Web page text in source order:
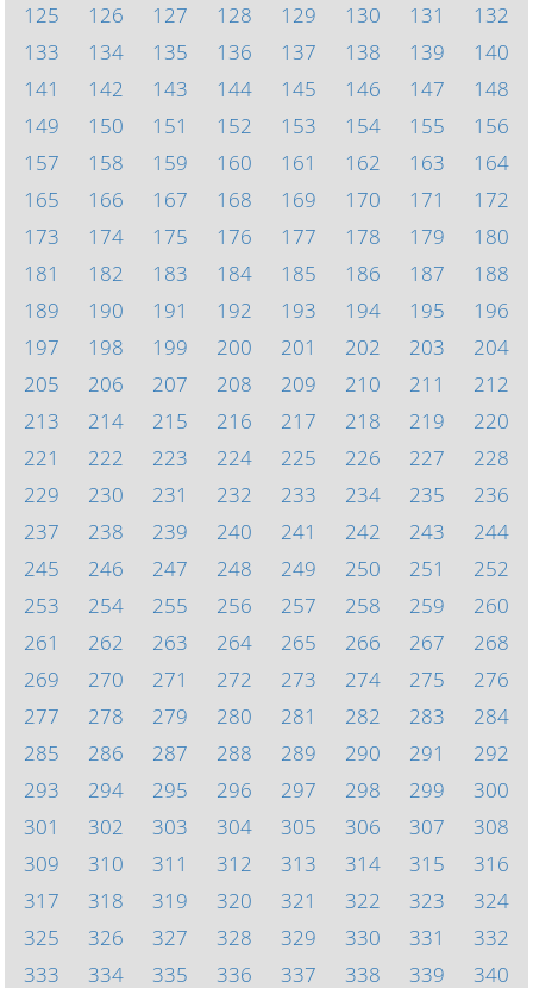
125
126 127 128 129 130 131
132
133
134 135 136 137 138 139
140
141
142 143 144 145 146 147
148
149
150 151 152 153 154 155
156
157
158 159 160 161 162 163
164
165
166 167 168 169 170 171
172
173
174 175 176 177 178 179
180
181
182 183 184 185 186 187
188
189
190 191 192 193 194 195
196
197
198 199 200 201 202 203
204
205
206 207 208 209 210 211
212
213
214 215 216 217 218 219
220
221
222 223 224 225 226 227
228
229
230 231 232 233 234 235
236
237
238 239 240 241 242 243
244
245
246 247 248 249 250 251
252
253
254 255 256 257 258 259
260
261
262 263 264 265 266 267
268
269
270 271 272 273 274 275
276
277
278 279 280 281 282 283
284
285
286 287 288 289 290 291
292
293
294 295 296 297 298 299
300
301
302 303 304 305 306 307
308
309
310 311 312 313 314 315
316
317
318 319 320 321 322 323
324
325
326 327 328 329 330 331
332
333
334 335 336 337 338 339 340